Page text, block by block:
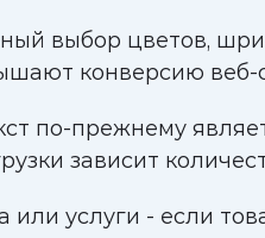
выбор цветов,
конверсию веб-
по-прежнему
зависит
или услуги - если